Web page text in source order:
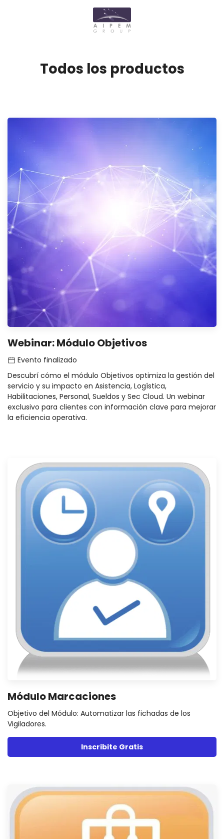
Todos los productos
Webinar: Módulo Objetivos
Evento finalizado
Descubrí cómo el módulo Objetivos optimiza la gestión del
servicio y su impacto en Asistencia, Logística,
Habilitaciones, Personal, Sueldos y Sec Cloud. Un webinar
exclusivo para clientes con información clave para mejorar
la eficiencia operativa.
Módulo Marcaciones
Objetivo del Módulo: Automatizar las fichadas de los
Vigiladores.
Inscribite Gratis